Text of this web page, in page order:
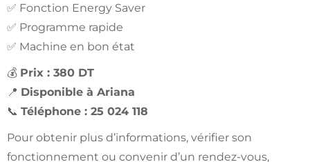
✅ Fonction Energy Saver
✅ Programme rapide
✅ Machine en bon état
💰 Prix : 380 DT
📍 Disponible à Ariana
📞 Téléphone : 25 024 118
Pour obtenir plus d’informations, vérifier son
fonctionnement ou convenir d’un rendez-vous,